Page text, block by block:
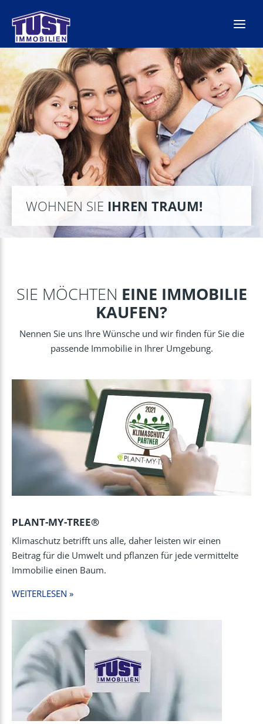
Inhalt
springen
WOHNEN SIE IHREN TRAUM!
SIE MÖCHTEN EINE IMMOBILIE
KAUFEN?
Nennen Sie uns Ihre Wünsche und wir finden für Sie die
passende Immobilie in Ihrer Umgebung.
PLANT-MY-TREE®
Klimaschutz betrifft uns alle, daher leisten wir einen
Beitrag für die Umwelt und pflanzen für jede vermittelte
Immobilie einen Baum.
WEITERLESEN »